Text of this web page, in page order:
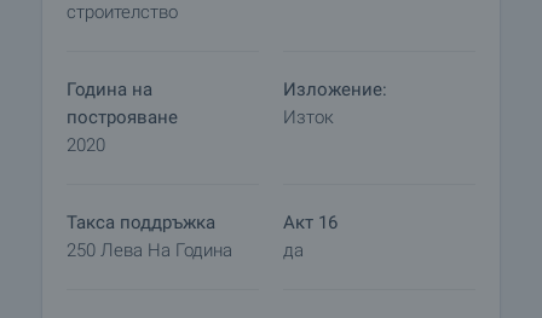
строителство
Година на
построяване
2020
Изложение:
Изток
Такса поддръжка
250 Лева На Година
Акт 16
да